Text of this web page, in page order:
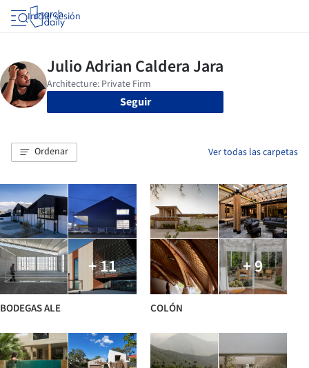
Iniciar sesión
Seguir
Ordenar Ver todas las carpetas
+ 11
BODEGAS ALE
+ 9
COLÓN